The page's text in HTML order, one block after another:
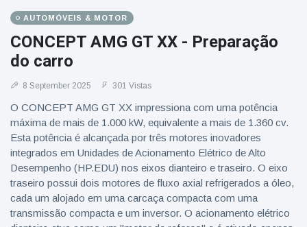
AUTOMÓVEIS & MOTOR
CONCEPT AMG GT XX - Preparação
do carro
8 September 2025 301 Vistas
O CONCEPT AMG GT XX impressiona com uma potência
máxima de mais de 1.000 kW, equivalente a mais de 1.360 cv.
Esta potência é alcançada por três motores inovadores
integrados em Unidades de Acionamento Elétrico de Alto
Desempenho (HP.EDU) nos eixos dianteiro e traseiro. O eixo
traseiro possui dois motores de fluxo axial refrigerados a óleo,
cada um alojado em uma carcaça compacta com uma
transmissão compacta e um inversor. O acionamento elétrico